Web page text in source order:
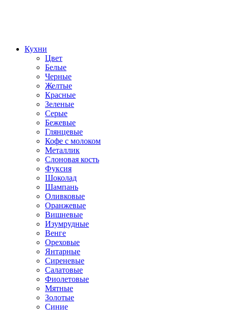
Кухни
Цвет
Белые
Черные
Желтые
Красные
Зеленые
Серые
Бежевые
Глянцевые
Кофе с молоком
Металлик
Слоновая кость
Фуксия
Шоколад
Шампань
Оливковые
Оранжевые
Вишневые
Изумрудные
Венге
Ореховые
Янтарные
Сиреневые
Салатовые
Фиолетовые
Мятные
Золотые
Синие